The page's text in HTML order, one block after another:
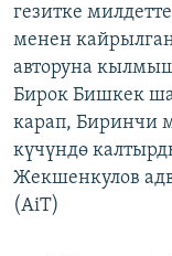
гезитке
менен
авторуна
Бирок Бишкек
карап, Биринчи
күчүндө
Жекшенкулов
(AiT)